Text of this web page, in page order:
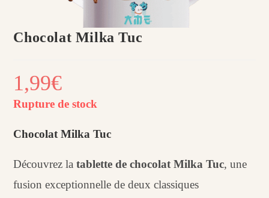
Chocolat Milka Tuc
1,99€
Rupture de stock
Chocolat Milka Tuc
Découvrez latablette de chocolat Milka Tuc, une
fusion exceptionnelle de deux classiques